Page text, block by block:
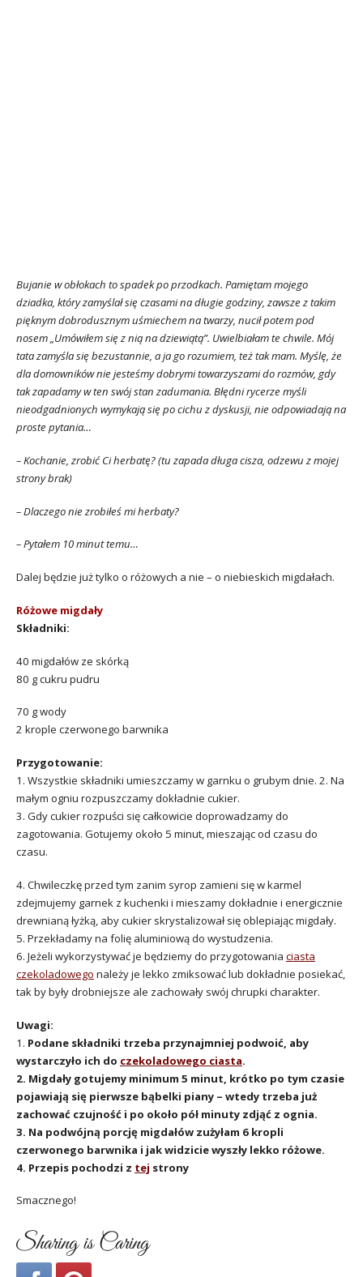
Bujanie w obłokach to spadek po przodkach. Pamiętam mojego
dziadka, który zamyślał się czasamina długie godziny, zawsze z takim
pięknym dobrodusznym uśmiechem na twarzy, nucił potem pod
nosem „Umówiłem się z nią na dziewiątą”. Uwielbiałam te chwile. Mój
tata zamyśla się bezustannie, a ja go rozumiem, też tak mam. Myślę, że
dla domowników nie jesteśmy dobrymi towarzyszami do rozmów, gdy
tak zapadamy w ten swój stan zadumania. Błędni rycerze myśli
nieodgadnionych wymykają się po cichu z dyskusji, nie odpowiadają na
proste pytania…
– Kochanie, zrobić Ci herbatę? (tu zapada długa cisza, odzewu z mojej
strony brak)
– Dlaczego nie zrobiłeś mi herbaty?
– Pytałem 10 minut temu…
Dalej będzie już tylko o różowych a nie – o niebieskich migdałach.
Różowe migdały
Składniki:
40 migdałów ze skórką
80 g cukru pudru
70 g wody
2 krople czerwonego barwnika
Przygotowanie:
1. Wszystkie składniki umieszczamy w garnku o grubym dnie. 2. Na
małym ogniu rozpuszczamy dokładnie cukier.
3. Gdy cukier rozpuści się całkowicie doprowadzamy do
zagotowania. Gotujemy około 5 minut, mieszając od czasu do
czasu.
4. Chwileczkę przed tym zanim syrop zamieni się w karmel
zdejmujemy garnek z kuchenki i mieszamy dokładnie i energicznie
drewnianą łyżką, aby cukier skrystalizował się oblepiając migdały.
5. Przekładamy na folię aluminiową do wystudzenia.
6. Jeżeli wykorzystywać je będziemy do przygotowania ciasta
czekoladowego należy je lekko zmiksować lub dokładnie posiekać,
tak by były drobniejsze ale zachowały swój chrupki charakter.
Uwagi:
1. Podane składniki trzeba przynajmniej podwoić, aby
wystarczyło ich do czekoladowego ciasta.
2. Migdały gotujemy minimum 5 minut, krótko po tym czasie
pojawiają się pierwsze bąbelki piany – wtedy trzeba już
zachować czujność i po około pół minuty zdjąć z ognia.
3. Na podwójną porcję migdałów zużyłam 6 kropli
czerwonego barwnika i jak widzicie wyszły lekko różowe.
4. Przepis pochodzi z tej strony
Smacznego!
Sharing is Caring